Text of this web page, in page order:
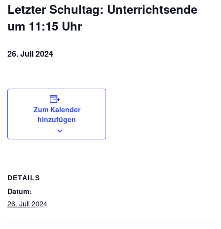
Letzter Schultag: Unterrichtsende
um 11:15 Uhr
26. Juli 2024
Zum Kalender
hinzufügen
DETAILS
Datum:
26. Juli 2024